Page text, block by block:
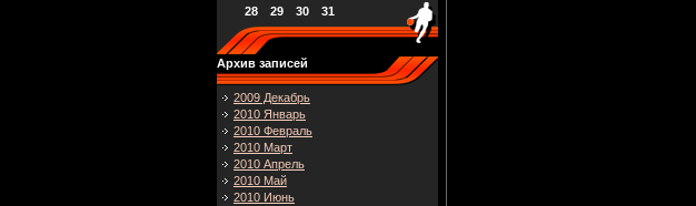
28
29 30 31
Архив записей
2009 Декабрь
2010 Январь
2010 Февраль
2010 Март
2010 Апрель
2010 Май
2010 Июнь